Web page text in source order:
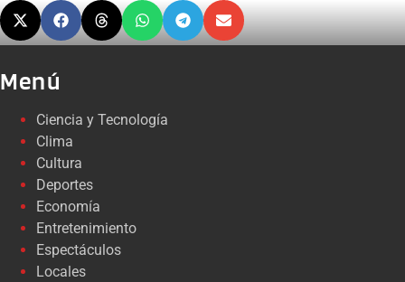
Menú
Ciencia y Tecnología
Clima
Cultura
Deportes
Economía
Entretenimiento
Espectáculos
Locales